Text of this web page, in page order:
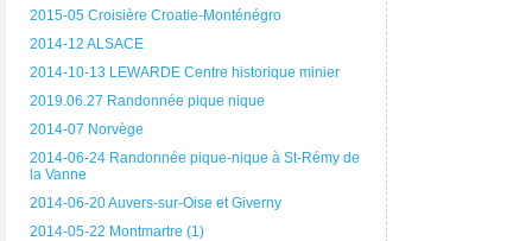
2015-05 Croisière Croatie-Monténégro
2014-12 ALSACE
2014-10-13 LEWARDE Centre historique minier
2019.06.27 Randonnée pique nique
2014-07 Norvège
2014-06-24 Randonnée pique-nique à St-Rémy de
la Vanne
2014-06-20 Auvers-sur-Oise et Giverny
2014-05-22 Montmartre (1)